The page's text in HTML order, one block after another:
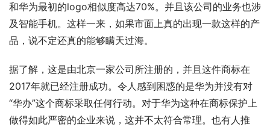
和华为最初的logo相似度高达70%。并且该公司的业务也涉
及智能手机。这样一来，如果市面上真的出现一款这样的产
品，说不定还真的能够瞒天过海。
据了解，这是由北京一家公司所注册的，并且这件商标在
2017年就已经注册成功。令人感到困惑的是华为并没有对
“华办”这个商标采取任何行动。对于华为这种在商标保护上
做得如此严密的企业来说，这并不太符合常理。也有人推